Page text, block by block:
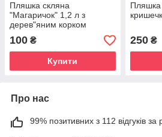
Пляшка скляна
"Магаричок" 1,2 л з
дерев"яним корком
100 ₴
Купити
Пляшка
250₴
Про нас
99% позитивних з 112 відгуків за